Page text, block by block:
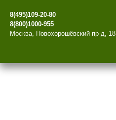
8(495)109-20-80
8(800)1000-955
Москва, Новохорошёвский пр-д, 18